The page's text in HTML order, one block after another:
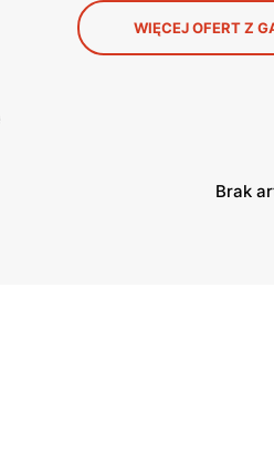
WIĘCEJ OFERT Z
Brak